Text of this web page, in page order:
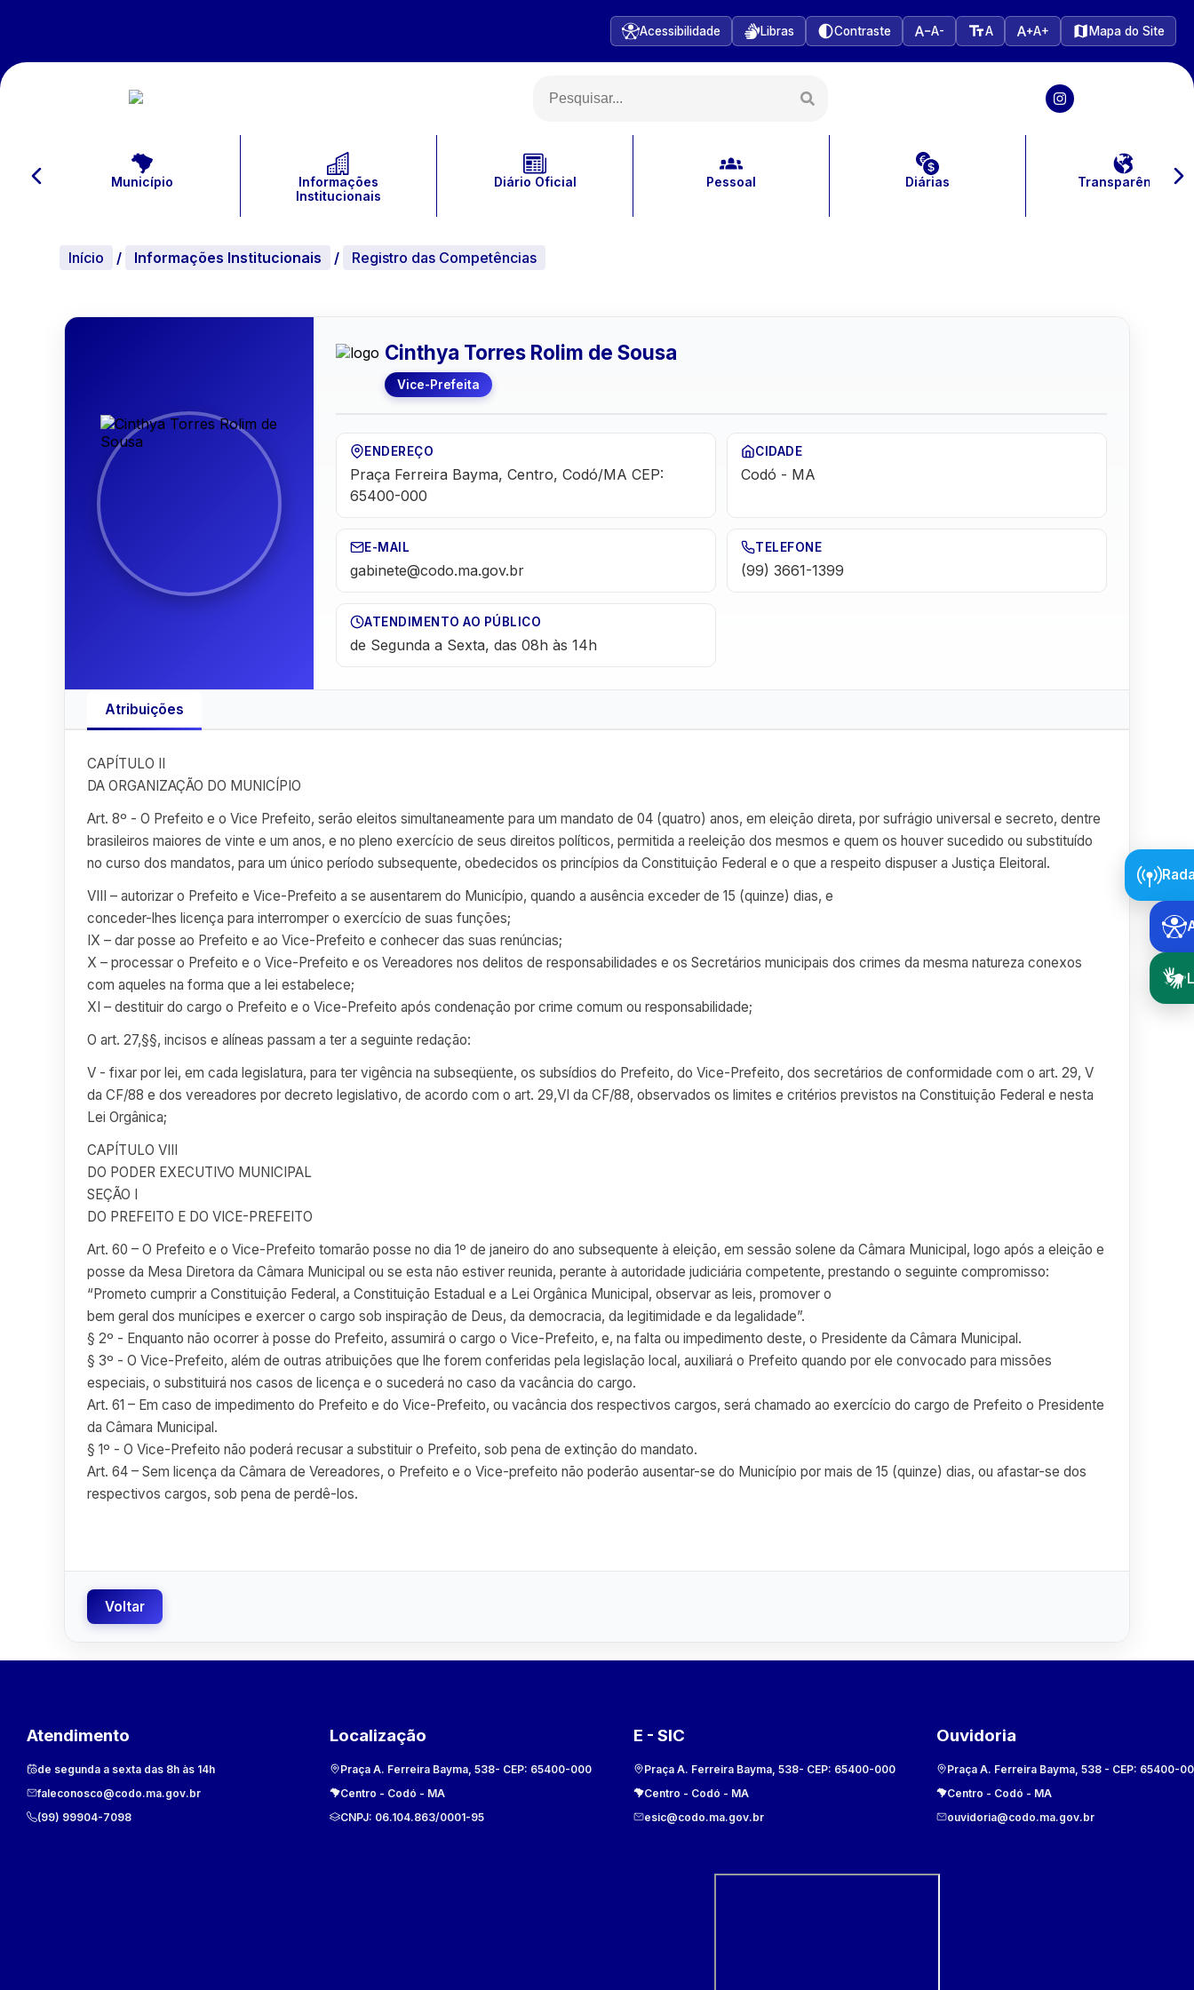
Acessibilidade Libras Contraste A- A A+ Mapa do Site
Município
Informações
Institucionais
Diário Oficial Pessoal Diárias Transparência
Início / Informações Institucionais / Registro das Competências
Cinthya Torres Rolim de Sousa
Vice-Prefeita
ENDEREÇO
Praça Ferreira Bayma, Centro, Codó/MA CEP:
65400-000
CIDADE
Codó - MA
E-MAIL
gabinete@codo.ma.gov.br
TELEFONE
(99) 3661-1399
ATENDIMENTO AO PÚBLICO
de Segunda a Sexta, das 08h às 14h
Atribuições
CAPÍTULO II
DA ORGANIZAÇÃO DO MUNICÍPIO
Art. 8º - O Prefeito e o Vice Prefeito, serão eleitos simultaneamente para um mandato de 04 (quatro) anos, em eleição direta, por sufrágio universal e secreto, dentre
brasileiros maiores de vinte e um anos, e no pleno exercício de seus direitos políticos, permitida a reeleição dos mesmos e quem os houver sucedido ou substituído
no curso dos mandatos, para um único período subsequente, obedecidos os princípios da Constituição Federal e o que a respeito dispuser a Justiça Eleitoral.
VIII – autorizar o Prefeito e Vice-Prefeito a se ausentarem do Município, quando a ausência exceder de 15 (quinze) dias, e
conceder-lhes licença para interromper o exercício de suas funções;
IX – dar posse ao Prefeito e ao Vice-Prefeito e conhecer das suas renúncias;
X – processar o Prefeito e o Vice-Prefeito e os Vereadores nos delitos de responsabilidades e os Secretários municipais dos crimes da mesma natureza conexos
com aqueles na forma que a lei estabelece;
XI – destituir do cargo o Prefeito e o Vice-Prefeito após condenação por crime comum ou responsabilidade;
O art. 27,§§, incisos e alíneas passam a ter a seguinte redação:
V - fixar por lei, em cada legislatura, para ter vigência na subseqüente, os subsídios do Prefeito, do Vice-Prefeito, dos secretários de conformidade com o art. 29, V
da CF/88 e dos vereadores por decreto legislativo, de acordo com o art. 29,VI da CF/88, observados os limites e critérios previstos na Constituição Federal e nesta
Lei Orgânica;
CAPÍTULO VIII
DO PODER EXECUTIVO MUNICIPAL
SEÇÃO I
DO PREFEITO E DO VICE-PREFEITO
Art. 60 – O Prefeito e o Vice-Prefeito tomarão posse no dia 1º de janeiro do ano subsequente à eleição, em sessão solene da Câmara Municipal, logo após a eleição e
posse da Mesa Diretora da Câmara Municipal ou se esta não estiver reunida, perante à autoridade judiciária competente, prestando o seguinte compromisso:
“Prometo cumprir a Constituição Federal, a Constituição Estadual e a Lei Orgânica Municipal, observar as leis, promover o
bem geral dos munícipes e exercer o cargo sob inspiração de Deus, da democracia, da legitimidade e da legalidade”.
§ 2º - Enquanto não ocorrer à posse do Prefeito, assumirá o cargo o Vice-Prefeito, e, na falta ou impedimento deste, o Presidente da Câmara Municipal.
§ 3º - O Vice-Prefeito, além de outras atribuições que lhe forem conferidas pela legislação local, auxiliará o Prefeito quando por ele convocado para missões
especiais, o substituirá nos casos de licença e o sucederá no caso da vacância do cargo.
Art. 61 – Em caso de impedimento do Prefeito e do Vice-Prefeito, ou vacância dos respectivos cargos, será chamado ao exercício do cargo de Prefeito o Presidente
da Câmara Municipal.
§ 1º - O Vice-Prefeito não poderá recusar a substituir o Prefeito, sob pena de extinção do mandato.
Art. 64 – Sem licença da Câmara de Vereadores, o Prefeito e o Vice-prefeito não poderão ausentar-se do Município por mais de 15 (quinze) dias, ou afastar-se dos
respectivos cargos, sob pena de perdê-los.
Voltar
Atendimento
de segunda a sexta das 8h às 14h
faleconosco@codo.ma.gov.br
(99) 99904-7098
Localização
Praça A. Ferreira Bayma, 538- CEP: 65400-000
Centro - Codó - MA
CNPJ: 06.104.863/0001-95
E - SIC
Praça A. Ferreira Bayma, 538- CEP: 65400-000
Centro - Codó - MA
esic@codo.ma.gov.br
Ouvidoria
Praça A. Ferreira Bayma, 538- CEP: 65400-
Centro - Codó - MA
ouvidoria@codo.ma.gov.br